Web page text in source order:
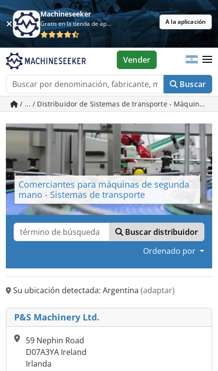
Machineseeker
Gratis en la tienda de aplicaciones A la aplicación
Buscar
Vender
/ ... / Distribuidor de Sistemas de transporte - Máquinas
Comerciantes para máquinas de segunda
mano - Sistemas de transporte
Buscar distribuidor
Ordenado por
Su ubicación detectada: Argentina (adaptar)
P&S Machinery Ltd.
59 Nephin Road
D07A3YA Ireland
Irlanda